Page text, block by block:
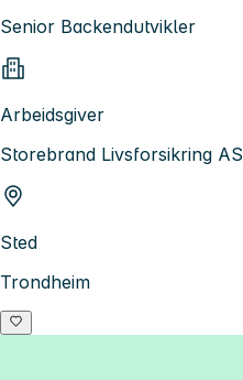
Senior Backendutvikler
Arbeidsgiver
Storebrand Livsforsikring AS
Sted
Trondheim